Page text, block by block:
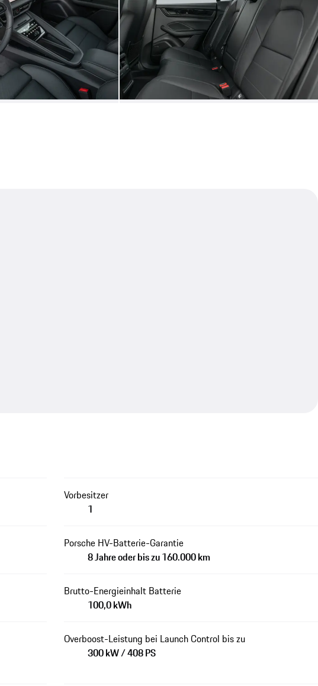
Vorbesitzer
1
Porsche HV-Batterie-Garantie
8 Jahre oder bis zu 160.000 km
Brutto-Energieinhalt Batterie
100,0 kWh
Overboost-Leistung bei Launch Control bis zu
300 kW / 408 PS